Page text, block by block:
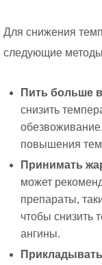
Для снижения
следующие
Пить больше
снизить
повышения
Принимать
может
препараты,
чтобы снизить
ангины.